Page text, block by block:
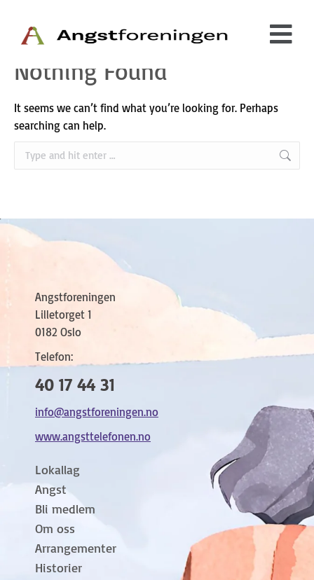
Nothing Found
It seems we can’t find what you’re looking for. Perhaps
searching can help.
Angstforeningen
Lilletorget 1
0182 Oslo
Telefon:
40 17 44 31
info@angstforeningen.no
www.angsttelefonen.no
Lokallag
Angst
Bli medlem
Om oss
Arrangementer
Historier